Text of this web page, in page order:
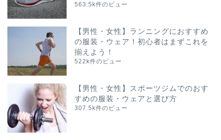
563.5k件のビュー
【男性・女性】ランニングにおすすめ
の服装・ウェア！初心者はまずこれを
揃えよう！
522k件のビュー
【男性・女性】スポーツジムでのおす
すめの服装・ウェアと選び方
307.5k件のビュー